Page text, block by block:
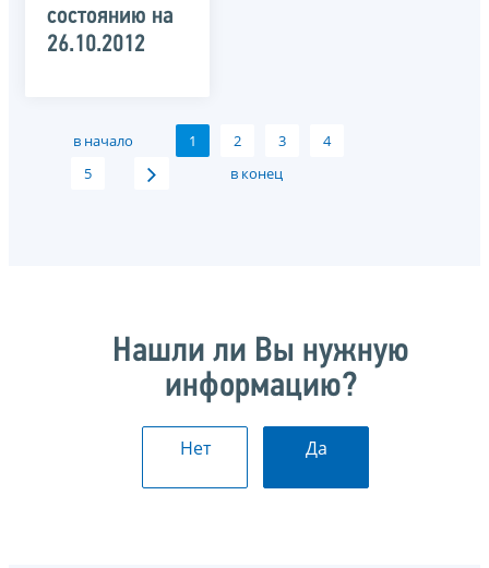
состоянию на
26.10.2012
в начало 1 2 3
4
5
в конец
Нашли ли Вы нужную
информацию?
Нет Да